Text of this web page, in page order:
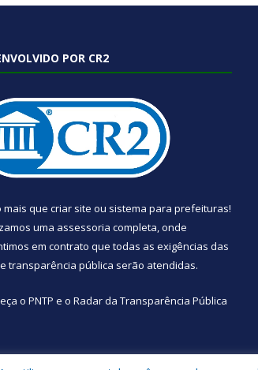
POR CR2
mais que criar site ou sistema para prefeituras!
uma assessoria completa, onde
em contrato que todas as exigências das
transparência pública serão atendidas.
o PNTP e o Radar da Transparência Pública